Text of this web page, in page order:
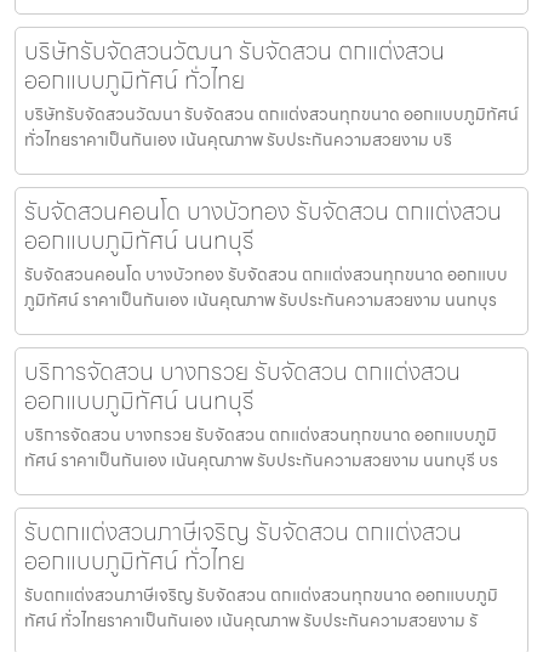
บริษัทรับจัดสวนวัฒนา รับจัดสวน ตกแต่งสวน
ออกแบบภูมิทัศน์ ทั่วไทย
บริษัทรับจัดสวนวัฒนา รับจัดสวน ตกแต่งสวนทุกขนาด ออกแบบภูมิทัศน์
ทั่วไทยราคาเป็นกันเอง เน้นคุณภาพ รับประกันความสวยงาม บริ
รับจัดสวนคอนโด บางบัวทอง รับจัดสวน ตกแต่งสวน
ออกแบบภูมิทัศน์ นนทบุรี
รับจัดสวนคอนโด บางบัวทอง รับจัดสวน ตกแต่งสวนทุกขนาด ออกแบบ
ภูมิทัศน์ ราคาเป็นกันเอง เน้นคุณภาพ รับประกันความสวยงาม นนทบุร
บริการจัดสวน บางกรวย รับจัดสวน ตกแต่งสวน
ออกแบบภูมิทัศน์ นนทบุรี
บริการจัดสวน บางกรวย รับจัดสวน ตกแต่งสวนทุกขนาด ออกแบบภูมิ
ทัศน์ ราคาเป็นกันเอง เน้นคุณภาพ รับประกันความสวยงาม นนทบุรี บร
รับตกแต่งสวนภาษีเจริญ รับจัดสวน ตกแต่งสวน
ออกแบบภูมิทัศน์ ทั่วไทย
รับตกแต่งสวนภาษีเจริญ รับจัดสวน ตกแต่งสวนทุกขนาด ออกแบบภูมิ
ทัศน์ ทั่วไทยราคาเป็นกันเอง เน้นคุณภาพ รับประกันความสวยงาม รั